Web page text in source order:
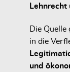
Lehnrecht
Die
in die
und